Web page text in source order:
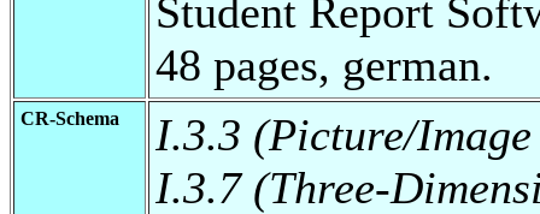
Student Report
48 pages, german.
CR-Schema
I.3.3 (Picture/
I.3.7 (Three-